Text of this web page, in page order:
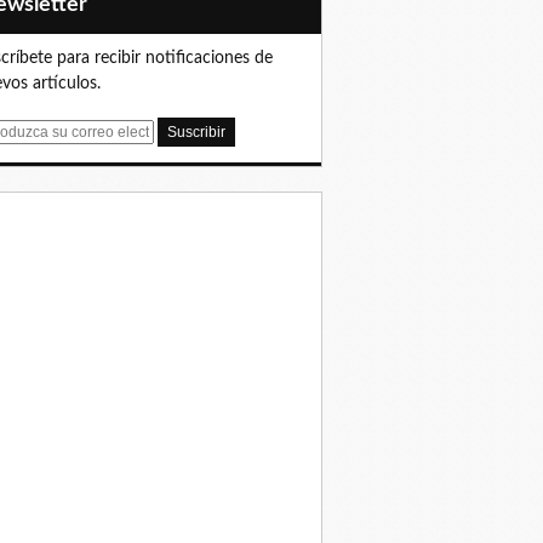
para recibir notificaciones de
artículos.